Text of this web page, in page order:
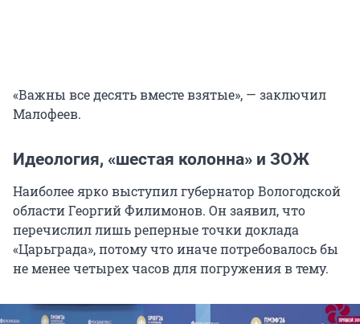
«Важны все десять вместе взятые», — заключил
Малофеев.
Идеология, «шестая колонна» и ЗОЖ
Наиболее ярко выступил губернатор Вологодской
области Георгий Филимонов. Он заявил, что
перечислил лишь реперные точки доклада
«Царьграда», потому что иначе потребовалось бы
не менее четырех часов для погружения в тему.